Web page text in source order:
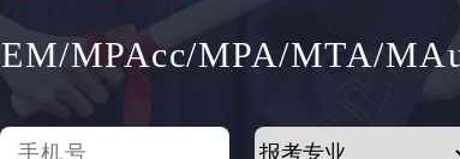
MPAcc/MPA/MTA/